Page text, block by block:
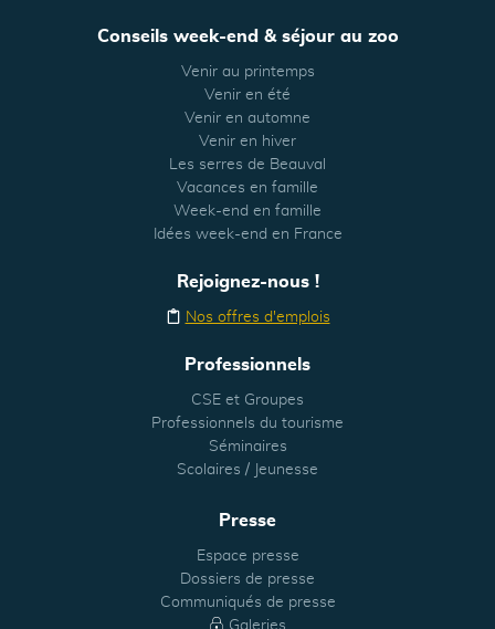
Conseils week-end & séjour au zoo
Venir au printemps
Venir en été
Venir en automne
Venir en hiver
Les serres de Beauval
Vacances en famille
Week-end en famille
Idées week-end en France
Rejoignez-nous !
Nos offres d'emplois
Professionnels
CSE et Groupes
Professionnels du tourisme
Séminaires
Scolaires / Jeunesse
Presse
Espace presse
Dossiers de presse
Communiqués de presse
Galeries